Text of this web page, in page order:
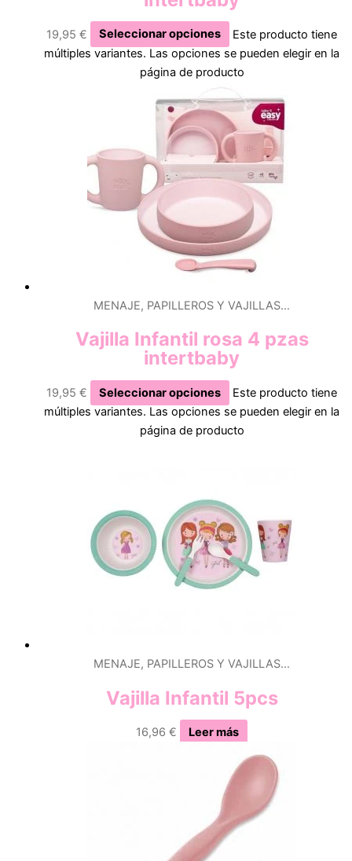
19,95€ Seleccionar opciones
Este producto tiene
múltiples variantes. Las opciones se pueden elegir en la
página de producto
MENAJE, PAPILLEROS Y VAJILLAS…
Vajilla Infantil rosa 4 pzas
intertbaby
19,95€ Seleccionar opciones
Este producto tiene
múltiples variantes. Las opciones se pueden elegir en la
página de producto
MENAJE, PAPILLEROS Y VAJILLAS…
Vajilla Infantil 5pcs
16,96€ Leer más